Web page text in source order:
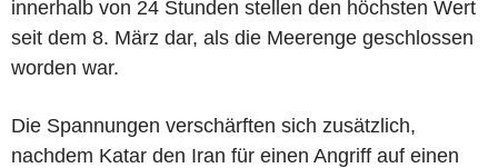
innerhalb von 24 Stunden stellen den höchsten Wert
seit dem 8. März dar, als die Meerenge geschlossen
worden war.
Die Spannungen verschärften sich zusätzlich,
nachdem Katar den Iran für einen Angriff auf einen